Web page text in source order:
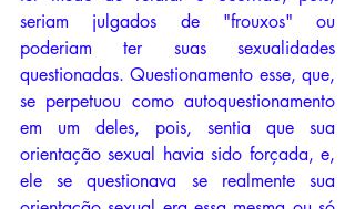
seriam julgados de "frouxos" ou
poderiam ter suas sexualidades
questionadas. Questionamento esse, que,
se perpetuou como autoquestionamento
em um deles, pois, sentia que sua
orientação sexual havia sido forçada, e,
ele se questionava se realmente sua